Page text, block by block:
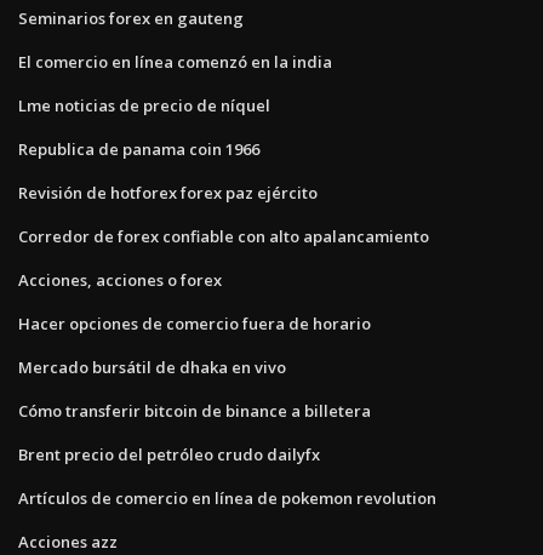
Seminarios forex en gauteng
El comercio en línea comenzó en la india
Lme noticias de precio de níquel
Republica de panama coin 1966
Revisión de hotforex forex paz ejército
Corredor de forex confiable con alto apalancamiento
Acciones, acciones o forex
Hacer opciones de comercio fuera de horario
Mercado bursátil de dhaka en vivo
Cómo transferir bitcoin de binance a billetera
Brent precio del petróleo crudo dailyfx
Artículos de comercio en línea de pokemon revolution
Acciones azz